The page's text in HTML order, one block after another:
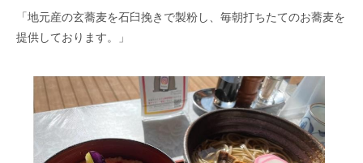
「地元産の玄蕎麦を石臼挽きで製粉し、毎朝打ちたてのお蕎麦を
提供しております。」